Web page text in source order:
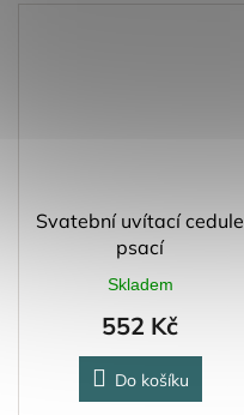
Svatební uvítací cedule
psací
Skladem
552 Kč
Do košíku